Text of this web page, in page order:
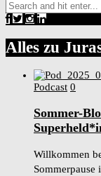
Alles zu
Podcast 0
Sommer-
Willkommen